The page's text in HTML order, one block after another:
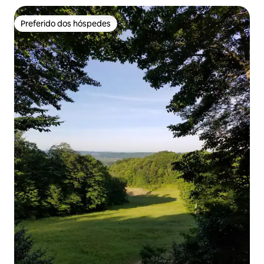
Preferido dos hóspedes
Preferido dos hóspedes